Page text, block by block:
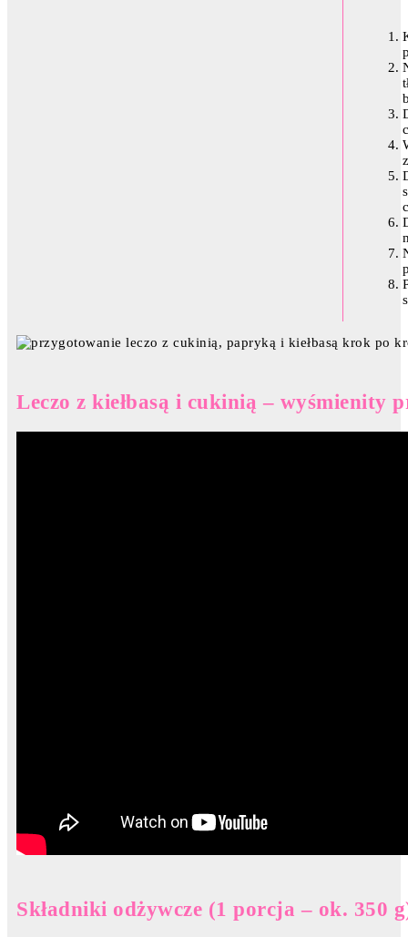
Leczo z kiełbasą i cukinią – wyśmienity
Składniki odżywcze (1 porcja – ok. 350